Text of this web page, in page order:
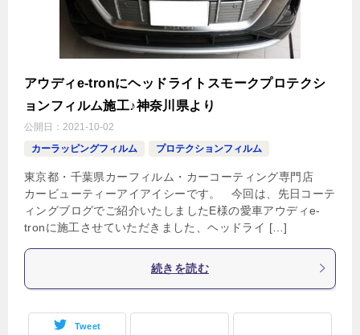
アウディe-tronにヘッドライトスモークプロテクシ
ョンフィルム施工♪神奈川県より
公開日： 2021-10-02
カーラッピングフィルム
プロテクションフィルム
東京都・千葉県カーフィルム・カーコーティング専門店
カービューティーアイアイシーです。 今回は、先日コーテ
ィングブログでご紹介いたしましたE様の愛車アウディe-
tronに施工させていただきました、ヘッドライ […]
続きを読む
Tweet